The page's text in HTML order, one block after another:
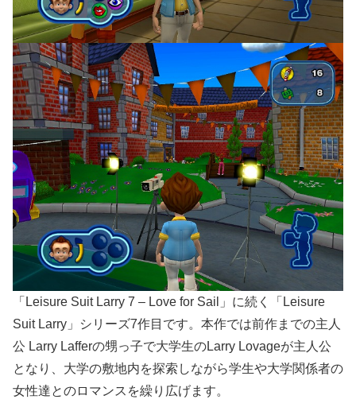
「Leisure Suit Larry 7 – Love for Sail」に続く「Leisure
Suit Larry」シリーズ7作目です。本作では前作までの主人
公 Larry Lafferの甥っ子で大学生のLarry Lovageが主人公
となり、大学の敷地内を探索しながら学生や大学関係者の
女性達とのロマンスを繰り広げます。